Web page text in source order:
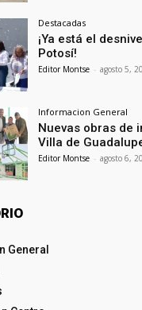
Destacadas
¡Ya está el
Potosí!
Editor Montse - agosto 5,
Informacion General
Nuevas obras de
Villa de
Editor Montse - agosto 6,
General